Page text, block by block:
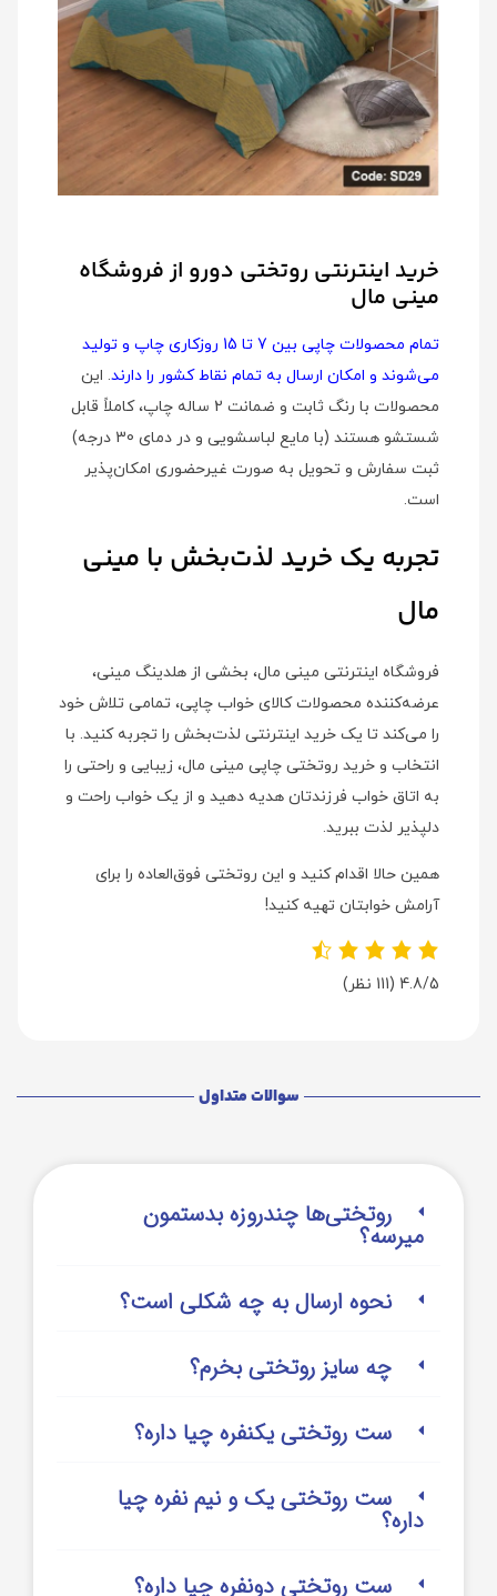
خرید اینترنتی روتختی دورو از فروشگاه
مینی مال
تمام محصولات چاپی بین 7 تا 15 روزکاری چاپ و تولید
می‌شوند و امکان ارسال به تمام نقاط کشور را دارند. این
محصولات با رنگ ثابت و ضمانت 2 ساله چاپ، کاملاً قابل
شستشو هستند (با مایع لباسشویی و در دمای 30 درجه)
ثبت سفارش و تحویل به صورت غیرحضوری امکان‌پذیر
است.
تجربه یک خرید لذت‌بخش با مینی
مال
فروشگاه اینترنتی مینی مال، بخشی از هلدینگ مینی،
عرضه‌کننده محصولات کالای خواب چاپی، تمامی تلاش خود
را می‌کند تا یک خرید اینترنتی لذت‌بخش را تجربه کنید. با
انتخاب و خرید روتختی چاپی مینی مال، زیبایی و راحتی را
به اتاق خواب فرزندتان هدیه دهید و از یک خواب راحت و
دلپذیر لذت ببرید.
همین حالا اقدام کنید و این روتختی فوق‌العاده را برای
آرامش خوابتان تهیه کنید!
4.8/5 (111 نظر)
سوالات متداول
روتختی‌‌ها چندروزه بدستمون
میرسه؟
نحوه ارسال به چه شکلی است؟
چه سایز روتختی بخرم؟
ست روتختی یکنفره چیا داره؟
ست روتختی یک و نیم نفره چیا
داره؟
ست روتختی دونفره چیا داره؟